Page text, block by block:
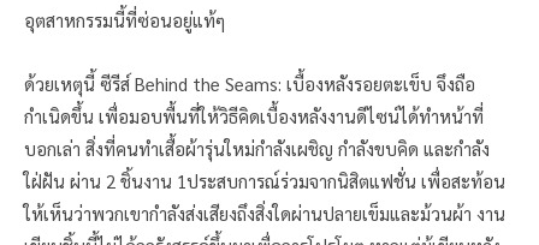
อุตสาหกรรมนี้ที่ซ่อนอยู่แท้ๆ
ด้วยเหตุนี้ ซีรีส์ Behind the Seams: เบื้องหลังรอยตะเข็บ จึงถือ
กำเนิดขึ้น เพื่อมอบพื้นที่ให้วิธีคิดเบื้องหลังงานดีไซน์ได้ทำหน้าที่
บอกเล่า สิ่งที่คนทำเสื้อผ้ารุ่นใหม่กำลังเผชิญ กำลังขบคิด และกำลัง
ใฝ่ฝัน ผ่าน 2 ชิ้นงาน 1ประสบการณ์ร่วมจากนิสิตแฟชั่น เพื่อสะท้อน
ให้เห็นว่าพวกเขากำลังส่งเสียงถึงสิ่งใดผ่านปลายเข็มและม้วนผ้า งาน